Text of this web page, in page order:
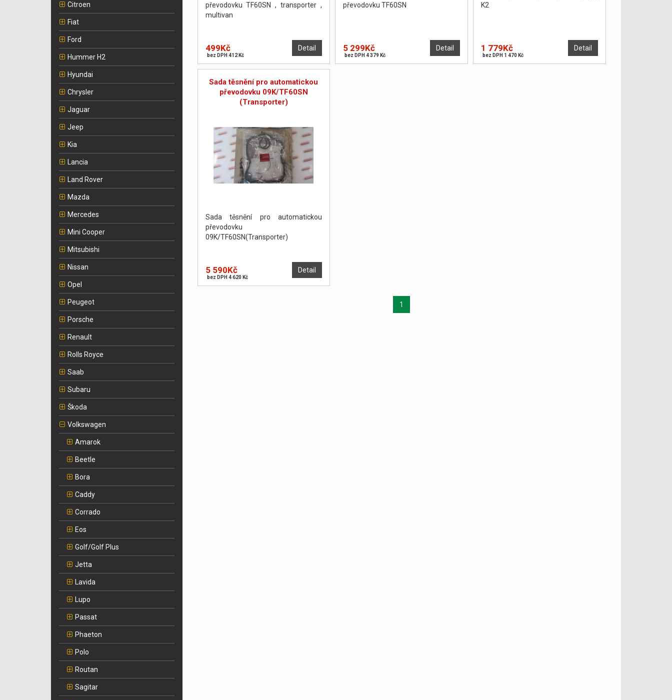
Citroen
Fiat
Ford
Hummer H2
Hyundai
Chrysler
Jaguar
Jeep
Kia
Lancia
Land Rover
Mazda
Mercedes
Mini Cooper
Mitsubishi
Nissan
Opel
Peugeot
Porsche
Renault
Rolls Royce
Saab
Subaru
Škoda
Volkswagen
Amarok
Beetle
Bora
Caddy
Corrado
Eos
Golf/Golf Plus
Jetta
Lavida
Lupo
Passat
Phaeton
Polo
Routan
Sagitar
převodovku TF60SN , transporter ,
multivan
Detail
499Kč
bez DPH 412 Kč
převodovku TF60SN
Detail
5 299Kč
bez DPH 4 379 Kč
K2
Detail
1 779Kč
bez DPH 1 470 Kč
Sada těsnění pro automatickou
převodovku 09K/TF60SN
(Transporter)
Sada těsnění pro automatickou
převodovku
09K/TF60SN(Transporter)
Detail
5 590Kč
bez DPH 4 620 Kč
1